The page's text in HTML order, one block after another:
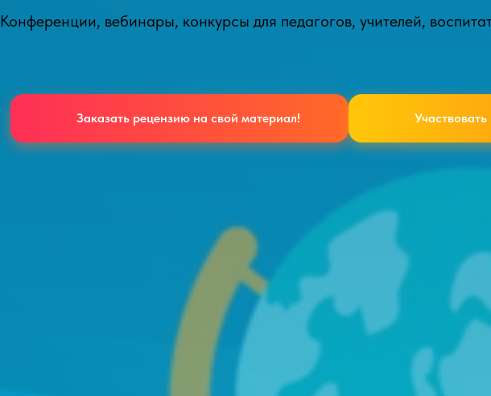
Конференции, вебинары, конкурсы для педагогов, учителей,
Заказать рецензию на свой материал!